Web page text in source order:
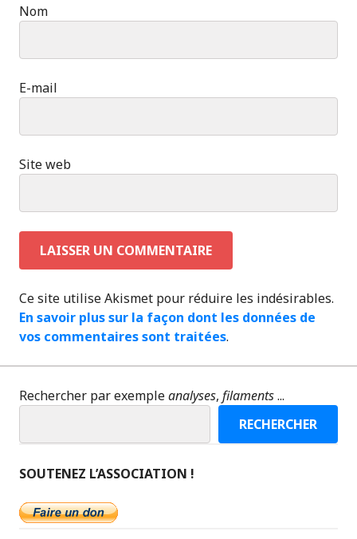
Nom
E-mail
Site web
Ce site utilise Akismet pour réduire les indésirables.
En savoir plus sur la façon dont les données de
vos commentaires sont traitées.
Rechercher par exempleanalyses, filaments...
RECHERCHER
SOUTENEZ L’ASSOCIATION !